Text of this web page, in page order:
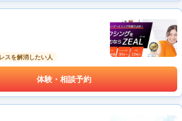
スを解消したい人
体験・相談予約